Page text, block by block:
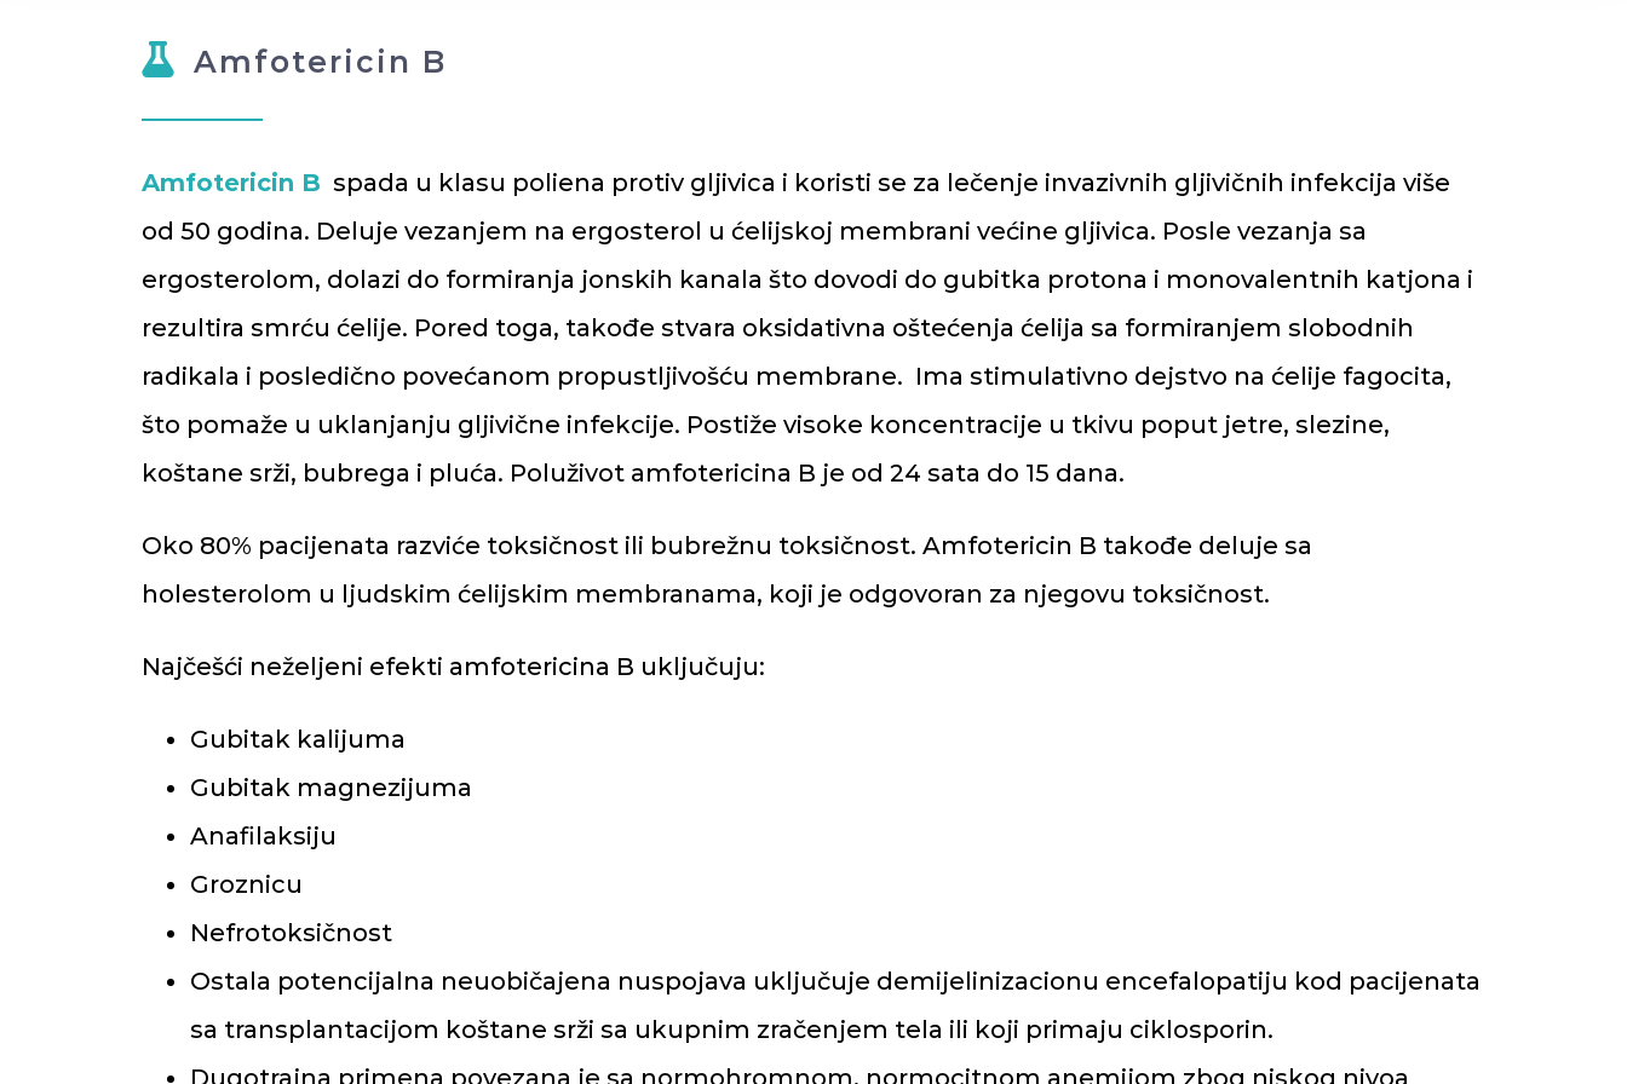
Amfotericin B
Amfotericin B spada u klasu poliena protiv gljivica i koristi se za lečenje invazivnih gljivičnih infekcija više
od 50 godina. Deluje vezanjem na ergosterol u ćelijskoj membrani većine gljivica. Posle vezanja sa
ergosterolom, dolazi do formiranja jonskih kanala što dovodi do gubitka protona i monovalentnih katjona i
rezultira smrću ćelije. Pored toga, takođe stvara oksidativna oštećenja ćelija sa formiranjem slobodnih
radikala i posledično povećanom propustljivošću membrane. Ima stimulativno dejstvo na ćelije fagocita,
što pomaže u uklanjanju gljivične infekcije. Postiže visoke koncentracije u tkivu poput jetre, slezine,
koštane srži, bubrega i pluća. Poluživot amfotericina B je od 24 sata do 15 dana.
Oko 80% pacijenata razviće toksičnost ili bubrežnu toksičnost. Amfotericin B takođe deluje sa
holesterolom u ljudskim ćelijskim membranama, koji je odgovoran za njegovu toksičnost.
Najčešći neželjeni efekti amfotericina B uključuju:
Gubitak kalijuma
Gubitak magnezijuma
Anafilaksiju
Groznicu
Nefrotoksičnost
Ostala potencijalna neuobičajena nuspojava uključuje demijelinizacionu encefalopatiju kod pacijenata
sa transplantacijom koštane srži sa ukupnim zračenjem tela ili koji primaju ciklosporin.
Dugotrajna primena povezana je sa normohromnom, normocitnom anemijom zbog niskog nivoa